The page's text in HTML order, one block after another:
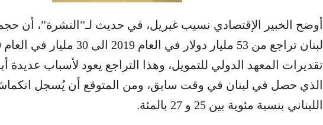
أوضح الخبير ​الإقتصاد​ي ​نسيب غبريل​، في حديث لـ”النشرة”، أن
تقديرات ​المعهد الدولي​ للتمويل، وهذا التراجع يعود لأسباب عديدة
الذي حصل في لبنان في وقت سابق، ومن المتوقع أن يُسجل
اللبناني​ بنسبة مئوية بين 25 و 27 بالمئة.